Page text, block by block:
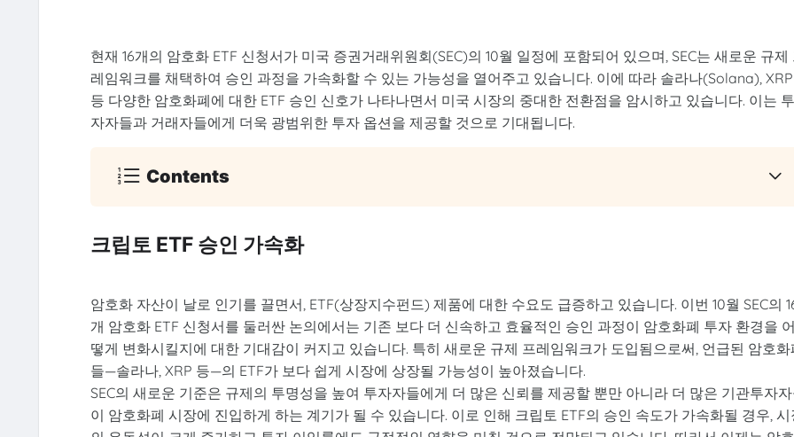
현재 16개의 암호화 ETF 신청서가 미국 증권거래위원회(SEC)의 10월 일정에 포함되어 있으며, SEC는 새로운 규제
레임워크를 채택하여 승인 과정을 가속화할 수 있는 가능성을 열어주고 있습니다. 이에 따라 솔라나(Solana), XRP
등 다양한 암호화폐에 대한 ETF 승인 신호가 나타나면서 미국 시장의 중대한 전환점을 암시하고 있습니다. 이는 투
자자들과 거래자들에게 더욱 광범위한 투자 옵션을 제공할 것으로 기대됩니다.
Contents
크립토 ETF 승인 가속화
암호화 자산이 날로 인기를 끌면서, ETF(상장지수펀드) 제품에 대한 수요도 급증하고 있습니다. 이번 10월 SEC의
개 암호화 ETF 신청서를 둘러싼 논의에서는 기존 보다 더 신속하고 효율적인 승인 과정이 암호화폐 투자 환경을 어
떻게 변화시킬지에 대한 기대감이 커지고 있습니다. 특히 새로운 규제 프레임워크가 도입됨으로써, 언급된 암호화
들—솔라나, XRP 등—의 ETF가 보다 쉽게 시장에 상장될 가능성이 높아졌습니다.
SEC의 새로운 기준은 규제의 투명성을 높여 투자자들에게 더 많은 신뢰를 제공할 뿐만 아니라 더 많은 기관투자
이 암호화폐 시장에 진입하게 하는 계기가 될 수 있습니다. 이로 인해 크립토 ETF의 승인 속도가 가속화될 경우, 시